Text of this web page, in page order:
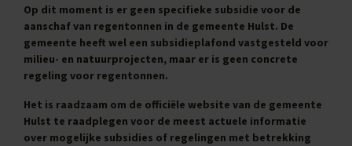
Op dit moment is er geen specifieke subsidie voor de
aanschaf van regentonnen in de gemeente Hulst. De
gemeente heeft wel een subsidieplafond vastgesteld voor
milieu- en natuurprojecten, maar er is geen concrete
regeling voor regentonnen.
Het is raadzaam om de officiële website van de gemeente
Hulst te raadplegen voor de meest actuele informatie
over mogelijke subsidies of regelingen met betrekking